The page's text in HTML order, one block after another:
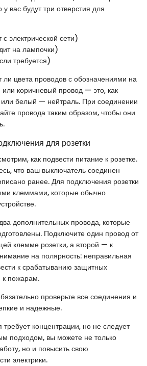
вас будут три отверстия для
с электрической сети)
на лампочки)
требуется)
ли цвета проводов с обозначениями на
коричневый провод — это, как
белый — нейтраль. При соединении
провода таким образом, чтобы они
для розетки
как подвести питание к розетке.
что ваш выключатель соединен
ранее. Для подключения розетки
клеммами, которые обычно
дополнительных провода, которые
Подключите один провод от
клемме розетки, а второй — к
на полярность: неправильная
к срабатыванию защитных
к пожарам.
проверьте все соединения и
и надежные.
концентрации, но не следует
подходом, вы можете не только
но и повысить свою
электрики.